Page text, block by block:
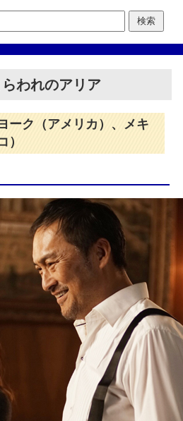
われのアリア
ーク（アメリカ）、メキ
）